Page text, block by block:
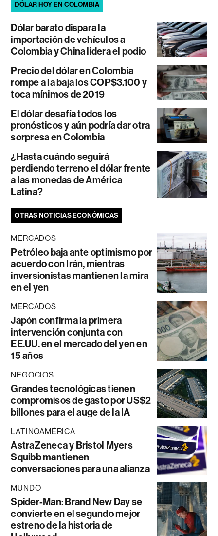
DÓLAR HOY EN COLOMBIA
Dólar barato dispara la
importación de vehículos a
Colombia y China lidera el podio
Precio del dólar en Colombia
rompe a la baja los COP$3.100 y
toca mínimos de 2019
El dólar desafía todos los
pronósticos y aún podría dar otra
sorpresa en Colombia
¿Hasta cuándo seguirá
perdiendo terreno el dólar frente
a las monedas de América
Latina?
OTRAS NOTICIAS ECONÓMICAS
MERCADOS
Petróleo baja ante optimismo por
acuerdo con Irán, mientras
inversionistas mantienen la mira
en el yen
MERCADOS
Japón confirma la primera
intervención conjunta con
EE.UU. en el mercado del yen en
15 años
NEGOCIOS
Grandes tecnológicas tienen
compromisos de gasto por US$2
billones para el auge de la IA
LATINOAMÉRICA
AstraZeneca y Bristol Myers
Squibb mantienen
conversaciones para una alianza
MUNDO
Spider-Man: Brand New Day se
convierte en el segundo mejor
estreno de la historia de